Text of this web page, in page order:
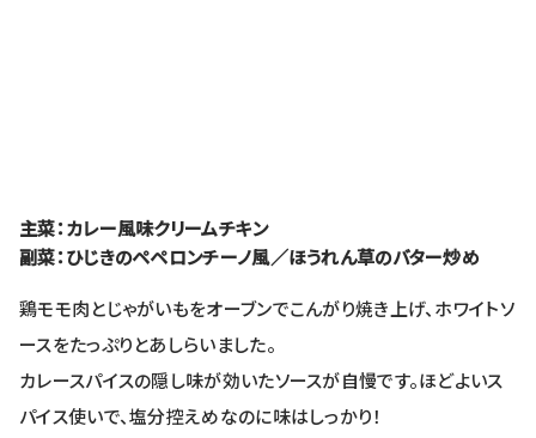
主菜：カレー風味クリームチキン
副菜：ひじきのペペロンチーノ風／ほうれん草のバター炒め
鶏モモ肉とじゃがいもをオーブンでこんがり焼き上げ、ホワイトソ
ースをたっぷりとあしらいました。
カレースパイスの隠し味が効いたソースが自慢です。ほどよいス
パイス使いで、塩分控えめなのに味はしっかり！